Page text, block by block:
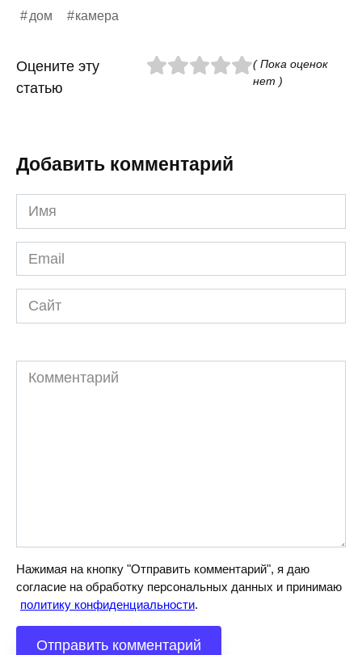
дом камера
Оцените эту
статью
( Пока оценок
нет )
Добавить комментарий
Имя
*
Email
*
Сайт
Комментарий
Нажимая на кнопку "Отправить комментарий", я даю
согласие на обработку персональных данных и принимаю
политику конфиденциальности.